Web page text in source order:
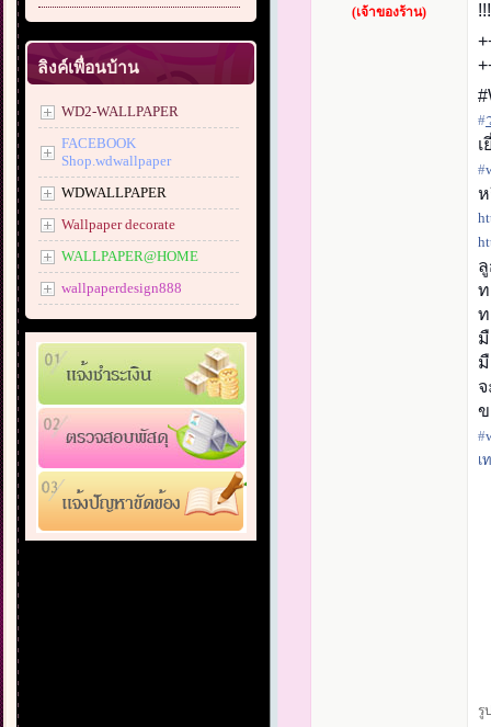
ลิงค์เพื่อนบ้าน
WD2-WALLPAPER
FACEBOOK
Shop.wdwallpaper
WDWALLPAPER
Wallpaper decorate
WALLPAPER@HOME
wallpaperdesign888
(เจ้าของร้าน)
#‎
#‎
ห
ท
ท
#‎
เ
รู